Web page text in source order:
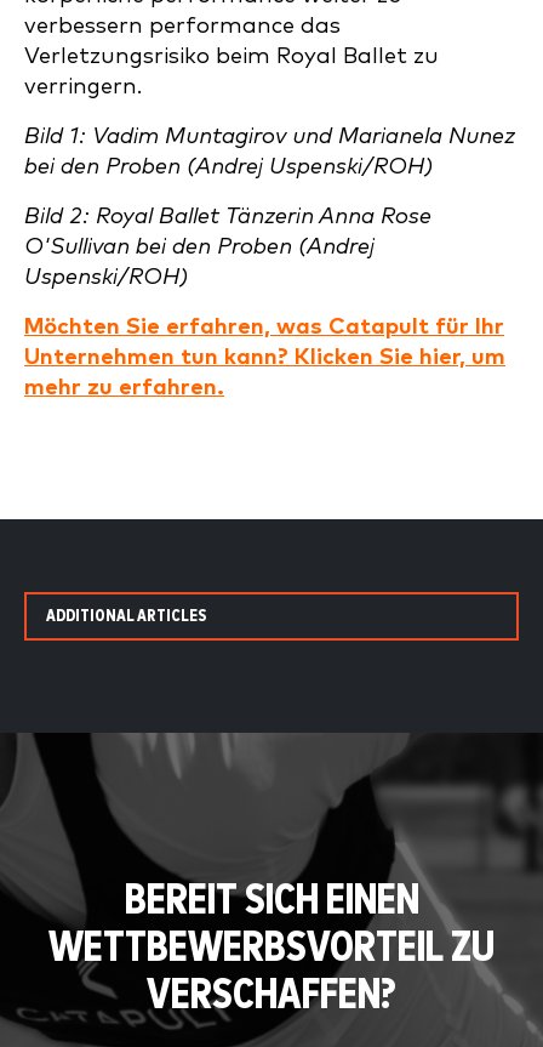
verbessern performance das
Verletzungsrisiko beim Royal Ballet zu
verringern.
Bild 1: Vadim Muntagirov und Marianela Nunez
bei den Proben (Andrej Uspenski/ROH)
Bild 2: Royal Ballet Tänzerin Anna Rose
O'Sullivan bei den Proben (Andrej
Uspenski/ROH)
Möchten Sie erfahren, was Catapult für Ihr
Unternehmen tun kann? Klicken Sie hier, um
mehr zu erfahren.
ADDITIONAL ARTICLES
BEREIT SICH EINEN
WETTBEWERBSVORTEIL ZU
VERSCHAFFEN?